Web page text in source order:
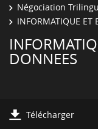
Négociation
INFORMATIQUE ET
DONNEES
Télécharger